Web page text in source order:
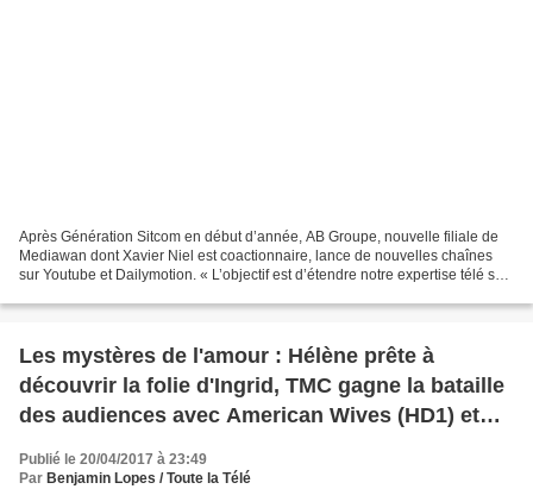
Après Génération Sitcom en début d’année, AB Groupe, nouvelle filiale de
Mediawan dont Xavier Niel est coactionnaire, lance de nouvelles chaînes
sur Youtube et Dailymotion. « L’objectif est d’étendre notre expertise télé sur
Les mystères de l'amour : Hélène prête à
découvrir la folie d'Ingrid, TMC gagne la bataille
des audiences avec American Wives (HD1) et
Vampire Diaries (NT1)
Publié le 20/04/2017 à 23:49
Par Benjamin Lopes / Toute la Télé